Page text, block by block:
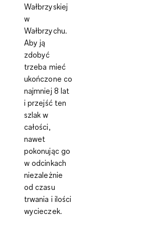
Wałbrzyskiej
w
Wałbrzychu.
Aby ją
zdobyć
trzeba mieć
ukończone co
najmniej 8 lat
i przejść ten
szlak w
całości,
nawet
pokonując go
w odcinkach
niezależnie
od czasu
trwania i ilości
wycieczek.